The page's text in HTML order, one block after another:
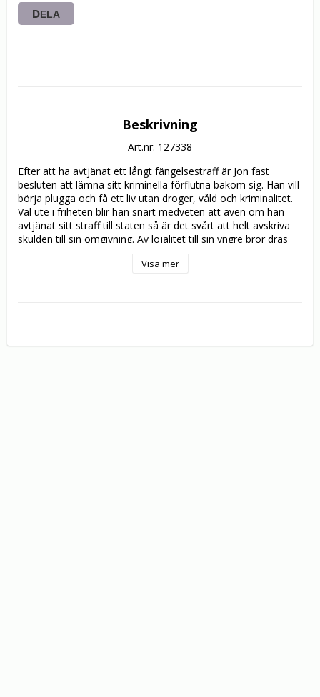
DELA
Beskrivning
Art.nr: 127338
Efter att ha avtjänat ett långt fängelsestraff är Jon fast
besluten att lämna sitt kriminella förflutna bakom sig. Han vill
börja plugga och få ett liv utan droger, våld och kriminalitet.
Väl ute i friheten blir han snart medveten att även om han
avtjänat sitt straff till staten så är det svårt att helt avskriva
skulden till sin omgivning. Av lojalitet till sin yngre bror dras
träffar sin stora kärlek Marlena.
gått över gränsen då vi kanske istället borde försöka förlåta
Visa mer